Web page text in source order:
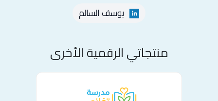
يوسف السالم
منتجاتي الرقمية الأخرى